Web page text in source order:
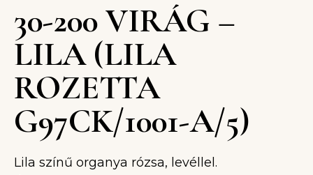
30-200 VIRÁG –
LILA (LILA
ROZETTA
G97CK/1001-A/5)
Lila színű organya rózsa, levéllel.